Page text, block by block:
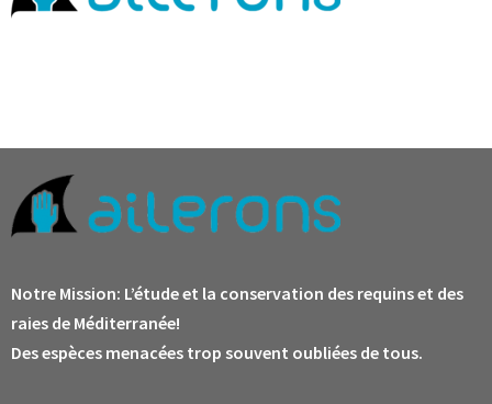
Notre Mission: L’étude et la conservation des requins et des
raies de Méditerranée!
Des espèces menacées trop souvent oubliées de tous.